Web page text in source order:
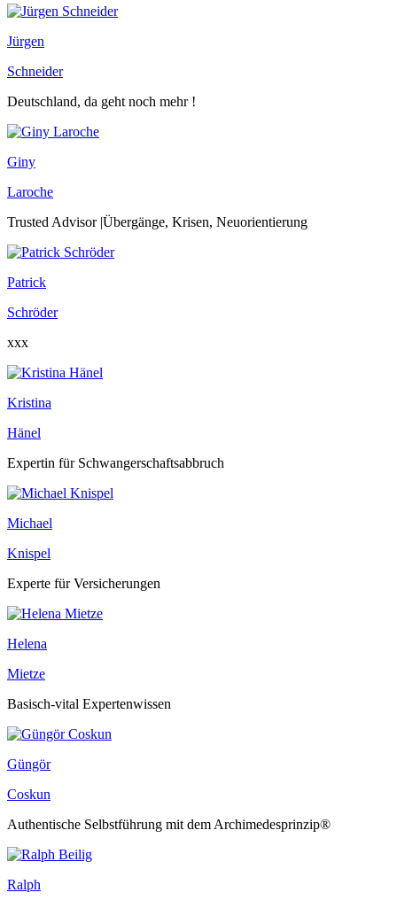
Jürgen
Schneider
Deutschland, da geht noch mehr !
Giny
Laroche
Trusted Advisor |Übergänge, Krisen, Neuorientierung
Patrick
Schröder
xxx
Kristina
Hänel
Expertin für Schwangerschaftsabbruch
Michael
Knispel
Experte für Versicherungen
Helena
Mietze
Basisch-vital Expertenwissen
Güngör
Coskun
Authentische Selbstführung mit dem Archimedesprinzip®
Ralph